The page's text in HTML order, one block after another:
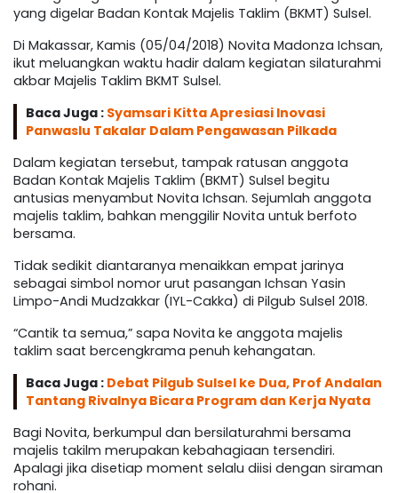
yang digelar Badan Kontak Majelis Taklim (BKMT) Sulsel.
Di Makassar, Kamis (05/04/2018) Novita Madonza Ichsan,
ikut meluangkan waktu hadir dalam kegiatan silaturahmi
akbar Majelis Taklim BKMT Sulsel.
Baca Juga : Syamsari Kitta Apresiasi Inovasi
Panwaslu Takalar Dalam Pengawasan Pilkada
Dalam kegiatan tersebut, tampak ratusan anggota
Badan Kontak Majelis Taklim (BKMT) Sulsel begitu
antusias menyambut Novita Ichsan. Sejumlah anggota
majelis taklim, bahkan menggilir Novita untuk berfoto
bersama.
Tidak sedikit diantaranya menaikkan empat jarinya
sebagai simbol nomor urut pasangan Ichsan Yasin
Limpo-Andi Mudzakkar (IYL-Cakka) di Pilgub Sulsel 2018.
“Cantik ta semua,” sapa Novita ke anggota majelis
taklim saat bercengkrama penuh kehangatan.
Baca Juga : Debat Pilgub Sulsel ke Dua, Prof Andalan
Tantang Rivalnya Bicara Program dan Kerja Nyata
Bagi Novita, berkumpul dan bersilaturahmi bersama
majelis takilm merupakan kebahagiaan tersendiri.
Apalagi jika disetiap moment selalu diisi dengan siraman
rohani.